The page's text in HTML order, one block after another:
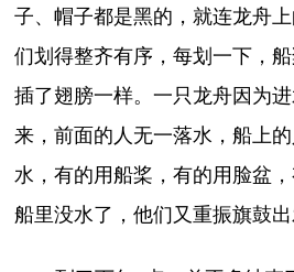
子、帽子都是黑的，就连龙舟
们划得整齐有序，每划一下，
插了翅膀一样。一只龙舟因为
来，前面的人无一落水，船上
水，有的用船桨，有的用脸盆
船里没水了，他们又重振旗鼓出